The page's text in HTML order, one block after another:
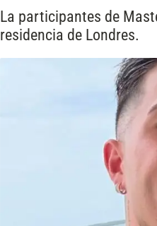
La participantes de
residencia de Londres.